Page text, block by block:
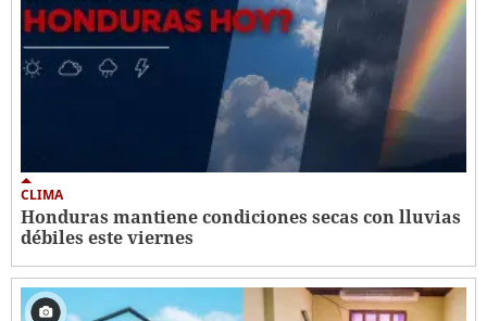
CLIMA
Honduras mantiene condiciones secas con lluvias
débiles este viernes